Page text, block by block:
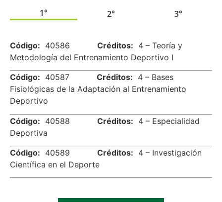
1° 2° 3°
Código: 40586 Créditos: 4 – Teoría y
Metodología del Entrenamiento Deportivo I
Código: 40587 Créditos: 4 – Bases
Fisiológicas de la Adaptación al Entrenamiento
Deportivo
Código: 40588 Créditos: 4 – Especialidad
Deportiva
Código: 40589 Créditos: 4 – Investigación
Científica en el Deporte